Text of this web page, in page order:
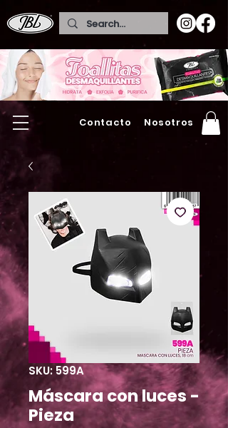
Contacto Nosotros
SKU: 599A
Máscara con luces -
Pieza